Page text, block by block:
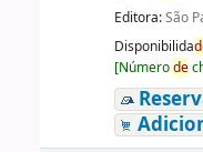
Editora:São
Disponibilida
[Númerode